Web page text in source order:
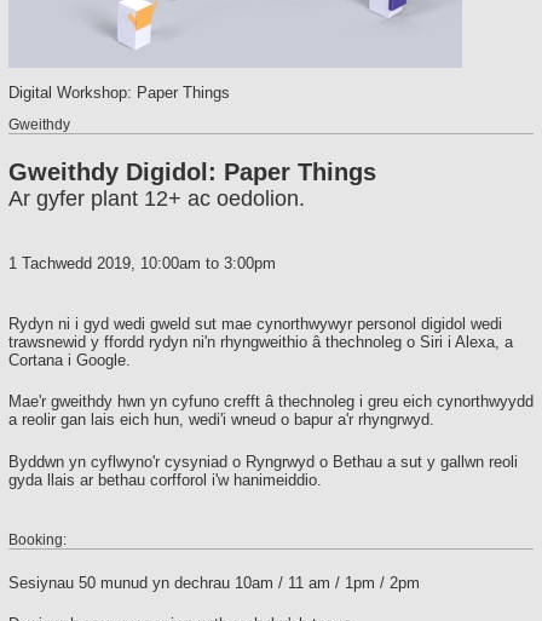
Digital Workshop: Paper Things
Gweithdy
Gweithdy Digidol: Paper Things
Ar gyfer plant 12+ ac oedolion.
1 Tachwedd 2019, 10:00am to 3:00pm
Rydyn ni i gyd wedi gweld sut mae cynorthwywyr personol digidol wedi
trawsnewid y ffordd rydyn ni'n rhyngweithio â thechnoleg o Siri i Alexa, a
Cortana i Google.
Mae'r gweithdy hwn yn cyfuno crefft â thechnoleg i greu eich cynorthwyydd
a reolir gan lais eich hun, wedi'i wneud o bapur a'r rhyngrwyd.
Byddwn yn cyflwyno'r cysyniad o Ryngrwyd o Bethau a sut y gallwn reoli
gyda llais ar bethau corfforol i'w hanimeiddio.
Booking:
Sesiynau 50 munud yn dechrau 10am / 11 am / 1pm / 2pm